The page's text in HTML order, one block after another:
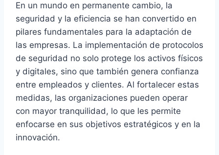
En un mundo en permanente cambio, la
seguridad y la eficiencia se han convertido en
pilares fundamentales para la adaptación de
las empresas. La implementación de protocolos
de seguridad no solo protege los activos físicos
y digitales, sino que también genera confianza
entre empleados y clientes. Al fortalecer estas
medidas, las organizaciones pueden operar
con mayor tranquilidad, lo que les permite
enfocarse en sus objetivos estratégicos y en la
innovación.